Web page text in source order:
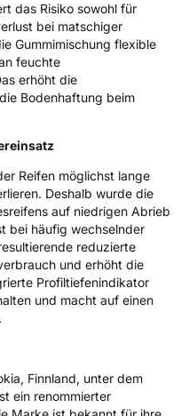
SymbolJa
7 37100 Nokia
das Risiko sowohl für
bei matschiger
Gummimischung flexible
feuchte
erhöht die
Bodenhaftung beim
Reifen möglichst lange
Deshalb wurde die
auf niedrigen Abrieb
bei häufig wechselnder
reduzierte
und erhöht die
Profiltiefenindikator
und macht auf einen
Finnland, unter dem
ein renommierter